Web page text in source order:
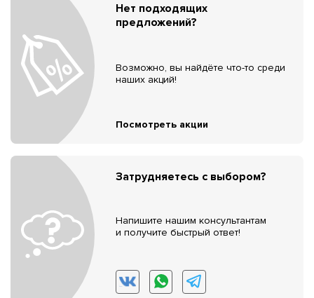
Нет подходящих
предложений?
Возможно, вы найдёте что-то среди
наших акций!
Посмотреть акции
Затрудняетесь с выбором?
Напишите нашим консультантам
и получите быстрый ответ!